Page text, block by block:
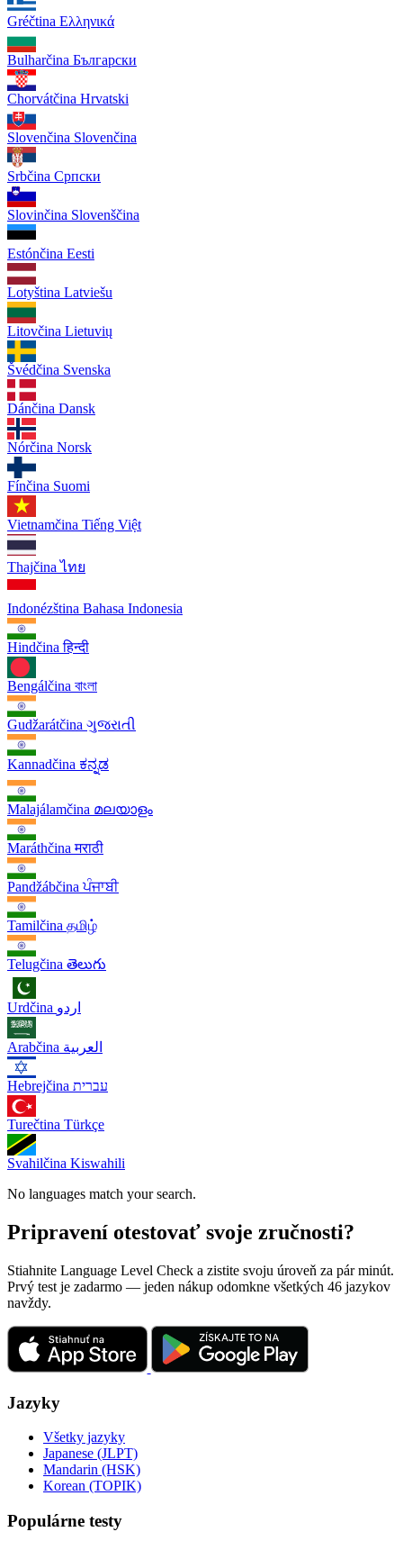
Gréčtina Ελληνικά
Bulharčina Български
Chorvátčina Hrvatski
Slovenčina Slovenčina
Srbčina Српски
Slovinčina Slovenščina
Estónčina Eesti
Lotyština Latviešu
Litovčina Lietuvių
Švédčina Svenska
Dánčina Dansk
Nórčina Norsk
Fínčina Suomi
Vietnamčina Tiếng Việt
Thajčina ไทย
Indonézština Bahasa Indonesia
Hindčina हिन्दी
Bengálčina বাংলা
Gudžarátčina ગુજરાતી
Kannadčina ಕನ್ನಡ
Malajálamčina മലയാളം
Maráthčina मराठी
Pandžábčina ਪੰਜਾਬੀ
Tamilčina தமிழ்
Telugčina తెలుగు
Urdčina اردو
Arabčina العربية
Hebrejčina עברית
Turečtina Türkçe
Svahilčina Kiswahili
No languages match your search.
Pripravení otestovať svoje zručnosti?
Stiahnite Language Level Check a zistite svoju úroveň za pár minút.
Prvý test je zadarmo — jeden nákup odomkne všetkých 46 jazykov
navždy.
Jazyky
Všetky jazyky
Japanese (JLPT)
Mandarin (HSK)
Korean (TOPIK)
Populárne testy